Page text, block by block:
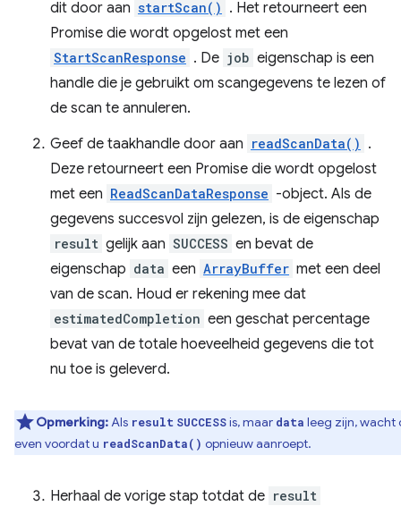
dit door aan startScan() . Het retourneert een
Promise die wordt opgelost met een
StartScanResponse . De job eigenschap is een
handle die je gebruikt om scangegevens te lezen of
de scan te annuleren.
Geef de taakhandle door aan readScanData() .
Deze retourneert een Promise die wordt opgelost
met een ReadScanDataResponse -object. Als de
gegevens succesvol zijn gelezen, is de eigenschap
result gelijk aan SUCCESS en bevat de
eigenschap data een ArrayBuffer met een deel
van de scan. Houd er rekening mee dat
estimatedCompletion een geschat percentage
bevat van de totale hoeveelheid gegevens die tot
nu toe is geleverd.
Opmerking:Als result SUCCESSis, maar data leeg zijn, wacht
even voordat u readScanData() opnieuw aanroept.
Herhaal de vorige stap totdat de result